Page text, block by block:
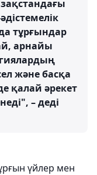
тұрғындар
арнайы
және басқа
қалай әрекет
– деді
үйлер мен